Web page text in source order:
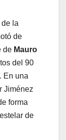
la
de
de Mauro
del 90
En una
Jiménez
forma
de